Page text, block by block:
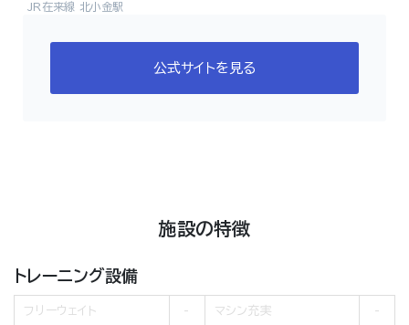
JR在来線 北小金駅
公式サイトを見る
施設の特徴
トレーニング設備
フリーウェイト マシン充実